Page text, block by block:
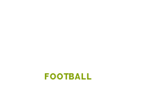
FOOTBALL